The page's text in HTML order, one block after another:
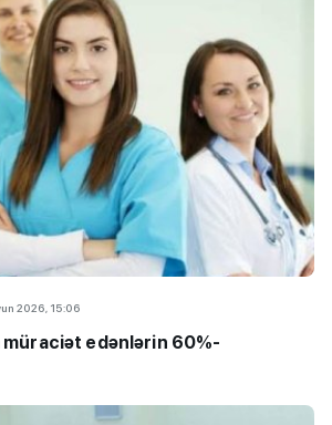
2026, 15:06
müraciət edənlərin 60%-